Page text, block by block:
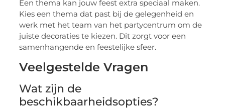
Een thema kan jouw feest extra speciaal maken.
Kies een thema dat past bij de gelegenheid en
werk met het team van het partycentrum om de
juiste decoraties te kiezen. Dit zorgt voor een
samenhangende en feestelijke sfeer.
Veelgestelde Vragen
Wat zijn de
beschikbaarheidsopties?